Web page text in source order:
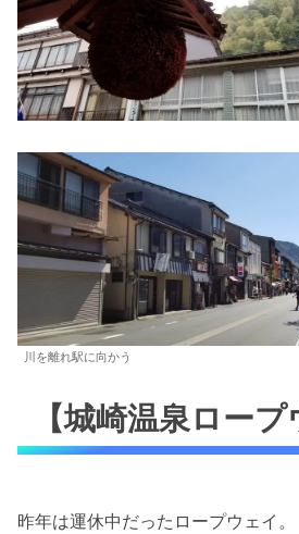
川を離れ駅に向かう
【城崎温泉ロープ
昨年は運休中だったロープウェイ。